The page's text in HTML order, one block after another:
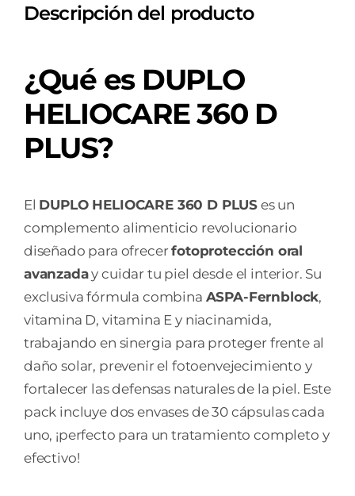
D
Descripción del producto
¿Qué es DUPLO
HELIOCARE 360 D
PLUS?
El DUPLO HELIOCARE 360 D PLUS es un
complemento alimenticio revolucionario
diseñado para ofrecerfotoprotección oral
avanzaday cuidar tu piel desde el interior. Su
exclusiva fórmula combina ASPA-Fernblock,
vitamina D, vitamina E y niacinamida,
trabajando en sinergia para proteger frente al
daño solar, prevenir el fotoenvejecimiento y
fortalecer las defensas naturales de la piel. Este
pack incluye dos envases de 30 cápsulas cada
uno, ¡perfecto para un tratamiento completo y
efectivo!